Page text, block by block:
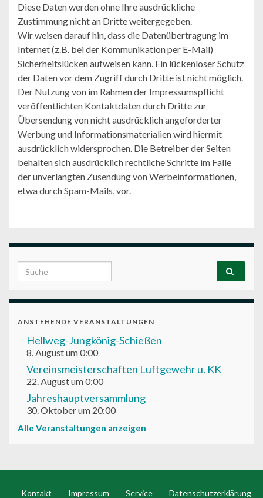
Diese Daten werden ohne Ihre ausdrückliche
Zustimmung nicht an Dritte weitergegeben.
Wir weisen darauf hin, dass die Datenübertragung im
Internet (z.B. bei der Kommunikation per E-Mail)
Sicherheitslücken aufweisen kann. Ein lückenloser Schutz
der Daten vor dem Zugriff durch Dritte ist nicht möglich.
Der Nutzung von im Rahmen der Impressumspflicht
veröffentlichten Kontaktdaten durch Dritte zur
Übersendung von nicht ausdrücklich angeforderter
Werbung und Informationsmaterialien wird hiermit
ausdrücklich widersprochen. Die Betreiber der Seiten
behalten sich ausdrücklich rechtliche Schritte im Falle
der unverlangten Zusendung von Werbeinformationen,
etwa durch Spam-Mails, vor.
Search for:
ANSTEHENDE VERANSTALTUNGEN
Hellweg-Jungkönig-Schießen
8. August um 0:00
Vereinsmeisterschaften Luftgewehr u. KK
22. August um 0:00
Jahreshauptversammlung
30. Oktober um 20:00
Alle Veranstaltungen anzeigen
Kontakt Impressum Service Datenschutzerklärung